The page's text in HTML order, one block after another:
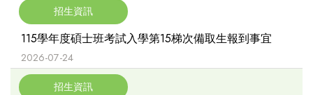
招生資訊
115學年度碩士班考試入學第15梯次備取生報到事宜
2026-07-24
招生資訊